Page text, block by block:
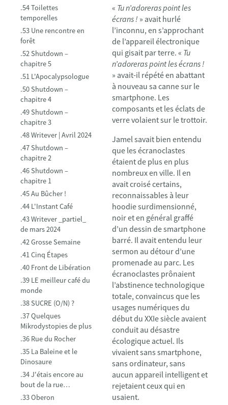
.54 Toilettes
temporelles
.53 Une rencontre en
forêt
.52 Shutdown –
chapitre 5
.51 L'Apocalypsologue
.50 Shutdown –
chapitre 4
.49 Shutdown –
chapitre 3
.48 Writever | Avril 2024
.47 Shutdown –
chapitre 2
.46 Shutdown –
chapitre 1
.45 Au Bûcher !
.44 L'Instant Café
.43 Writever _partiel_
de mars 2024
.42 Grosse Semaine
.41 Cinq Étapes
.40 Front de Libération
.39 LE meilleur café du
monde
.38 SUCRE (O/N) ?
.37 Quelques
Mikrodystopies de plus
.36 Rue du Rocher
.35 La Baleine et le
Dinosaure
.34 J'étais encore au
bout de la rue…
.33 Oberon
« Tu n’adoreras point les
écrans ! » avait hurlé
l’inconnu, en s’approchant
de l’appareil électronique
qui gisait par terre. « Tu
n’adoreras point les écrans !
» avait-il répété en abattant
à nouveau sa canne sur le
smartphone. Les
composants et les éclats de
verre volaient sur le trottoir.
Jamel savait bien entendu
que les écranoclastes
étaient de plus en plus
nombreux en ville. Il en
avait croisé certains,
reconnaissables à leur
hoodie surdimensionné,
noir et en général graffé
d’un dessin de smartphone
barré. Il avait entendu leur
sermon au détour d’une
promenade au parc. Les
écranoclastes prônaient
l’abstinence technologique
totale, convaincus que les
usages numériques du
début du XXIe siècle avaient
conduit au désastre
écologique actuel. Ils
vivaient sans smartphone,
sans ordinateur, sans
aucun appareil intelligent et
rejetaient ceux qui en
usaient.